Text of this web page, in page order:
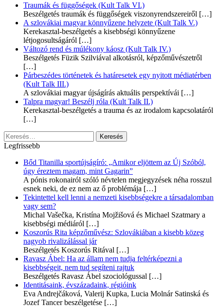
Traumák és függőségek (Kult Talk VI.)
Beszélgetés traumák és függőségek viszonyrendszereiről […]
A szlovákiai magyar könnyűzene helyzete (Kult Talk V.)
Kerekasztal-beszélgetés a kisebbségi könnyűzene
létjogosultságáról […]
Változó rend és múlékony káosz (Kult Talk IV.)
Beszélgetés Füzik Szilviával alkotásról, képzőművészetről
[…]
Párbeszédes történetek és határesetek egy nyitott médiatérben
(Kult Talk III.)
A szlovákiai magyar újságírás aktuális perspektívái […]
Talpra magyar! Beszélj róla (Kult Talk II.)
Kerekasztal-beszélgetés a trauma és az irodalom kapcsolatáról
[…]
Keresés:
Legfrissebb
Bőd Titanilla sportújságíró: „Amikor eljöttem az Új Szóból,
úgy éreztem magam, mint Gagarin”
A pónis rokonairól szóló névtelen megjegyzések néha rosszul
esnek neki, de ez nem az ő problémája […]
Tekintettel kell lenni a nemzeti kisebbségekre a társadalomban
vagy sem?
Michal Vašečka, Kristína Mojžišová és Michael Szatmary a
kisebbségi médiáról […]
Koszorús Rita képzőművész: Szlovákiában a kisebb közeg
nagyob rivalizálással jár
Beszélgetés Koszorús Ritával […]
Ravasz Ábel: Ha az állam nem tudja feltérképezni a
kisebbségeit, nem tud segíteni rajtuk
Beszélgetés Ravasz Ábel szociológussal […]
Identitásaink, évszázadaink, régióink
Eva Andrejčáková, Valerij Kupka, Lucia Molnár Satinská és
Jozef Tancer beszélgetése […]